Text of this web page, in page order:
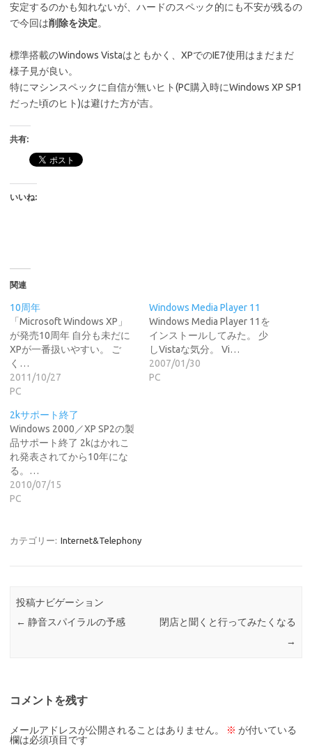
安定するのかも知れないが、ハードのスペック的にも不安が残るの
で今回は削除を決定。
標準搭載のWindows Vistaはともかく、XPでのIE7使用はまだまだ
様子見が良い。
特にマシンスペックに自信が無いヒト(PC購入時にWindows XP SP1
だった頃のヒト)は避けた方が吉。
共有:
いいね:
関連
10周年
「Microsoft Windows XP」
が発売10周年 自分も未だに
XPが一番扱いやすい。 ご
く…
2011/10/27
PC
Windows Media Player 11
Windows Media Player 11を
インストールしてみた。 少
しVistaな気分。 Vi…
2007/01/30
PC
2kサポート終了
Windows 2000／XP SP2の製
品サポート終了 2kはかれこ
れ発表されてから10年にな
る。…
2010/07/15
PC
カテゴリー: Internet&Telephony
投稿ナビゲーション
← 静音スパイラルの予感
閉店と聞くと行ってみたくなる
→
コメントを残す
メールアドレスが公開されることはありません。 ※ が付いている
欄は必須項目です